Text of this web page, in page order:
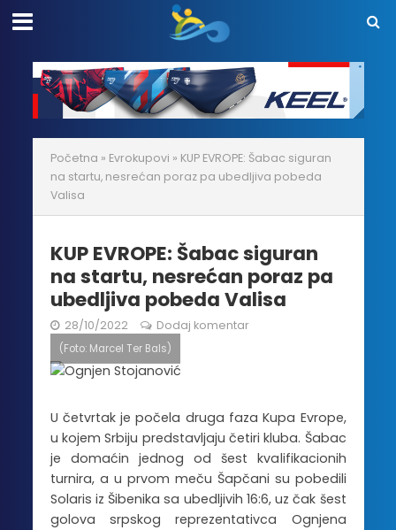
Početna » Evrokupovi » KUP EVROPE: Šabac siguran
na startu, nesrećan poraz pa ubedljiva pobeda
Valisa
KUP EVROPE: Šabac siguran
na startu, nesrećan poraz pa
ubedljiva pobeda Valisa
28/10/2022 Dodaj komentar
(Foto: Marcel Ter Bals)
U četvrtak je počela druga faza Kupa Evrope,
u kojem Srbiju predstavljaju četiri kluba. Šabac
je domaćin jednog od šest kvalifikacionih
turnira, a u prvom meču Šapčani su pobedili
Solaris iz Šibenika sa ubedljivih 16:6, uz čak šest
golova srpskog reprezentativca Ognjena